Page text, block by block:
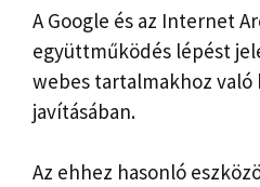
A Google és az Internet
együttműködés lépést
webes tartalmakhoz való
javításában.
Az ehhez hasonló